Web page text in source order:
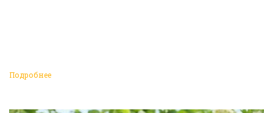
Подробнее